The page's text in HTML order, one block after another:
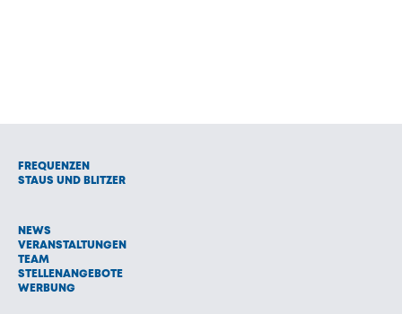
FREQUENZEN
STAUS UND BLITZER
NEWS
VERANSTALTUNGEN
TEAM
STELLENANGEBOTE
WERBUNG